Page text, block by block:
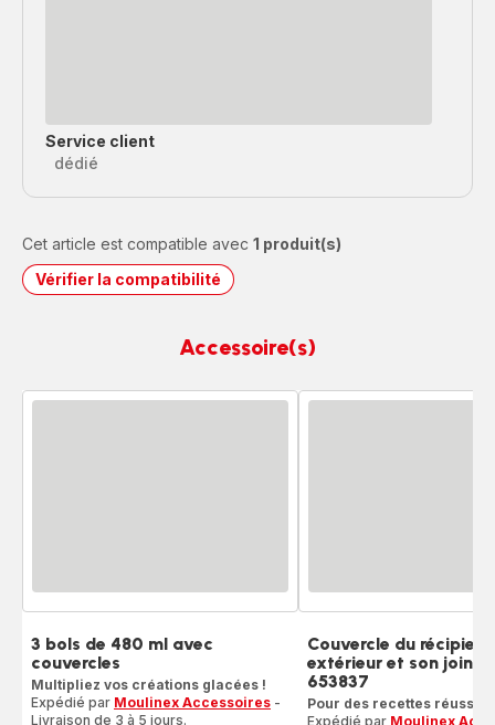
Service client
dédié
Cet article est compatible avec 1 produit(s)
Vérifier la compatibilité
Accessoire(s)
3 bols de 480 ml avec
couvercles
Multipliez vos créations glacées !
Expédié par Moulinex Accessoires -
Livraison de 3 à 5 jours.
Couvercle du récipient
extérieur et son joint
653837
Pour des recettes réussies
Expédié par Moulinex